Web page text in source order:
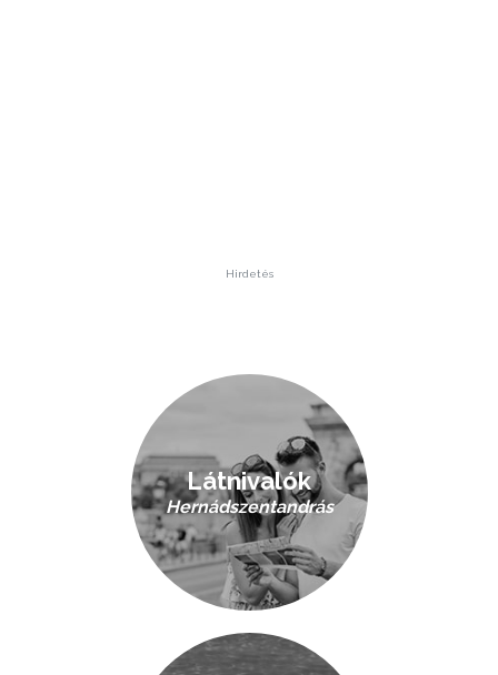
Hirdetés
Látnivalók
Hernádszentandrás